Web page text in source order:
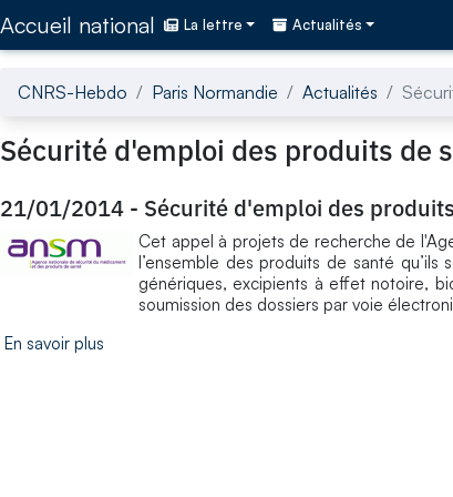
Accueil national La lettre Actualités
CNRS-Hebdo Paris Normandie Actualités
Sécurité d'emploi des produits de
21/01/2014 - Sécurité d'emploi des
Cet appel à projets de recherche de
l’ensemble des produits de santé
génériques, excipients à effet notoire,
soumission des dossiers par voie
En savoir plus